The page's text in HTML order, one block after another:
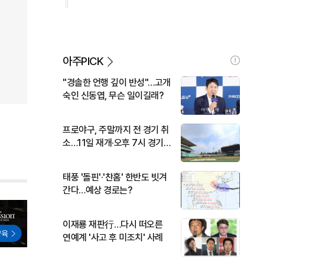
아주PICK
"경솔한 언행 깊이 반성"…고개
숙인 신동엽, 무슨 일이길래?
프로야구, 주말까지 전 경기 취
소…11일 재개·오후 7시 경기
태풍 '돌핀'·'찬홈' 한반도 빗겨
간다…예상 경로는?
이재룡 재판行…다시 떠오른
연예계 '사고 후 미조치' 사례